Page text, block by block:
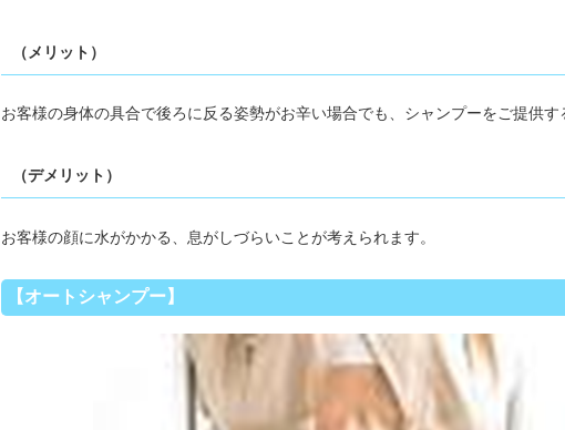
（メリット）
お客様の身体の具合で後ろに反る姿勢がお辛い場合でも、シャンプーをご提供す
（デメリット）
お客様の顔に水がかかる、息がしづらいことが考えられます。
【オートシャンプー】